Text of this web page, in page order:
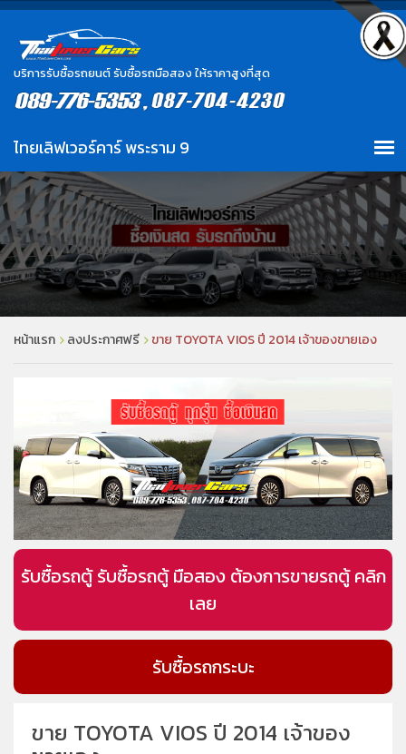
บริการรับซื้อรถยนต์ รับซื้อรถมือสอง ให้ราคาสูงที่สุด
หน้าแรก ลงประกาศฟรี ขาย TOYOTA VIOS ปี 2014 เจ้าของขายเอง
รับซื้อรถตู้ รับซื้อรถตู้ มือสอง ต้องการขายรถตู้ คลิก
เลย
รับซื้อรถกระบะ
ขาย TOYOTA VIOS ปี 2014 เจ้าของ